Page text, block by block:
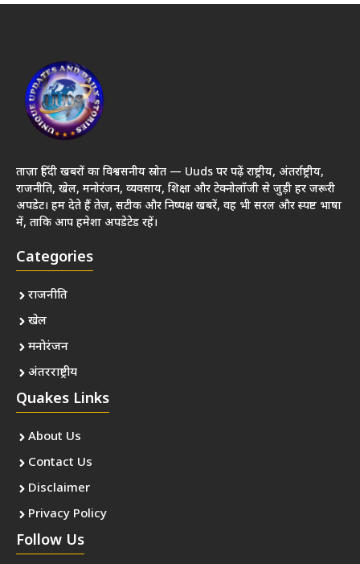
ताज़ा हिंदी खबरों का विश्वसनीय स्रोत — Uuds पर पढ़ें राष्ट्रीय, अंतर्राष्ट्रीय,
राजनीति, खेल, मनोरंजन, व्यवसाय, शिक्षा और टेक्नोलॉजी से जुड़ी हर जरूरी
अपडेट। हम देते हैं तेज़, सटीक और निष्पक्ष खबरें, वह भी सरल और स्पष्ट भाषा
में, ताकि आप हमेशा अपडेटेड रहें।
Categories
राजनीति
खेल
मनोरंजन
अंतरराष्ट्रीय
Quakes Links
About Us
Contact Us
Disclaimer
Privacy Policy
Follow Us